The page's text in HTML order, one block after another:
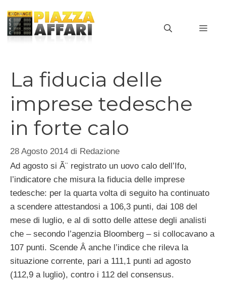
contenuto
La fiducia delle
imprese tedesche
in forte calo
28 Agosto 2014 di Redazione
Ad agosto si Ã¨ registrato un uovo calo dell’Ifo,
l’indicatore che misura la fiducia delle imprese
tedesche: per la quarta volta di seguito ha continuato
a scendere attestandosi a 106,3 punti, dai 108 del
mese di luglio, e al di sotto delle attese degli analisti
che – secondo l’agenzia Bloomberg – si collocavano a
107 punti. Scende Â anche l’indice che rileva la
situazione corrente, pari a 111,1 punti ad agosto
(112,9 a luglio), contro i 112 del consensus.